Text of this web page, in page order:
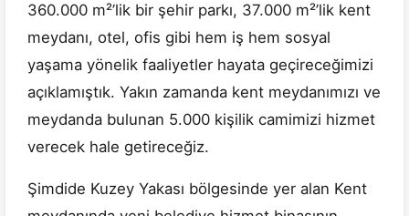
360.000 m²’lik bir şehir parkı, 37.000 m²’lik kent
meydanı, otel, ofis gibi hem iş hem sosyal
yaşama yönelik faaliyetler hayata geçireceğimizi
açıklamıştık. Yakın zamanda kent meydanımızı ve
meydanda bulunan 5.000 kişilik camimizi hizmet
verecek hale getireceğiz.
Şimdide Kuzey Yakası bölgesinde yer alan Kent